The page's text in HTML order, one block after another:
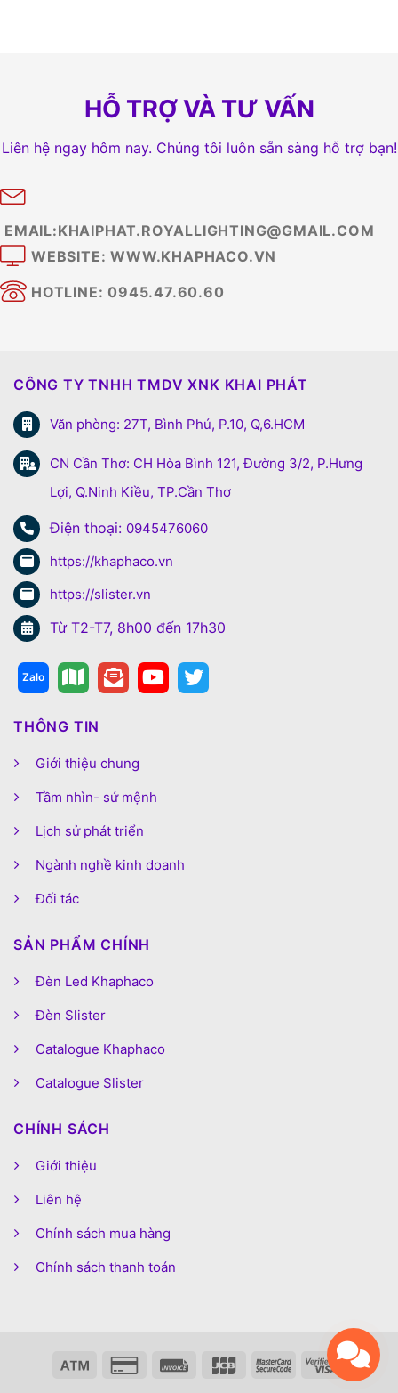
HỖ TRỢ VÀ TƯ VẤN
Liên hệ ngay hôm nay. Chúng tôi luôn sẵn sàng hỗ trợ bạn!
EMAIL:KHAIPHAT.ROYALLIGHTING@GMAIL.COM
WEBSITE: WWW.KHAPHACO.VN
HOTLINE: 0945.47.60.60
CÔNG TY TNHH TMDV XNK KHAI PHÁT
Văn phòng: 27T, Bình Phú, P.10, Q,6.HCM
CN Cần Thơ: CH Hòa Bình 121, Đường 3/2, P.Hưng
Lợi, Q.Ninh Kiều, TP.Cần Thơ
Điện thoại: 0945476060
https://khaphaco.vn
https://slister.vn
Từ T2-T7, 8h00 đến 17h30
THÔNG TIN
Giới thiệu chung
Tầm nhìn- sứ mệnh
Lịch sử phát triển
Ngành nghề kinh doanh
Đối tác
SẢN PHẨM CHÍNH
Đèn Led Khaphaco
Đèn Slister
Catalogue Khaphaco
Catalogue Slister
CHÍNH SÁCH
Giới thiệu
Liên hệ
Chính sách mua hàng
Chính sách thanh toán